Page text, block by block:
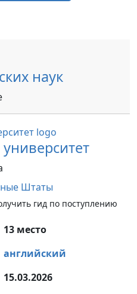
наук
Штаты
гид по поступлению
13 место
английский
15.03.2026